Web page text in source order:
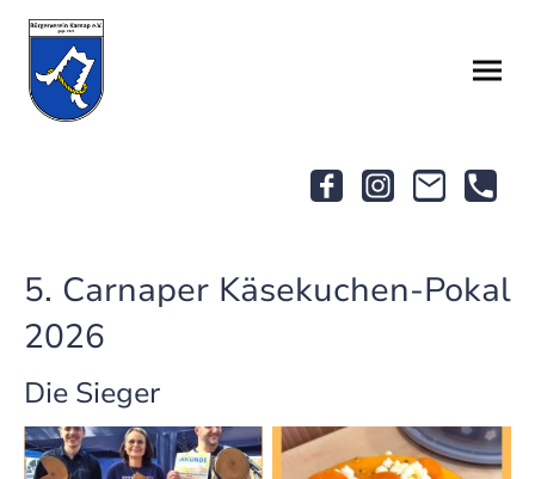
5. Carnaper Käsekuchen-Pokal
2026
Die Sieger